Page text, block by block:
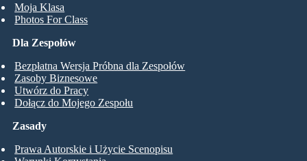
Moja Klasa
Photos For Class
Dla Zespołów
Bezpłatna Wersja Próbna dla Zespołów
Zasoby Biznesowe
Utwórz do Pracy
Dołącz do Mojego Zespołu
Zasady
Prawa Autorskie i Użycie Scenopisu